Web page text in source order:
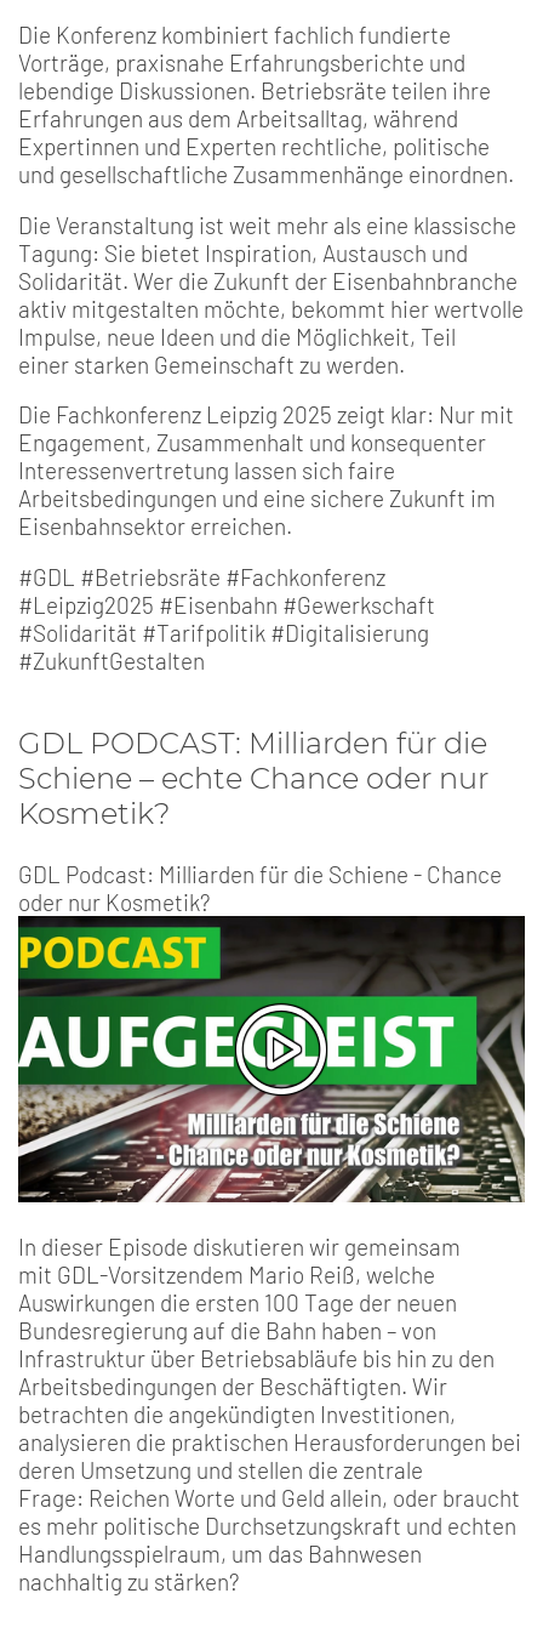
Die Konferenz kombiniert fachlich fundierte
Vorträge, praxisnahe Erfahrungsberichte und
lebendige Diskussionen. Betriebsräte teilen ihre
Erfahrungen aus dem Arbeitsalltag, während
Expertinnen und Experten rechtliche, politische
und gesellschaftliche Zusammenhänge einordnen.
Die Veranstaltung ist weit mehr als eine klassische
Tagung: Sie bietet Inspiration, Austausch und
Solidarität. Wer die Zukunft der Eisenbahnbranche
aktiv mitgestalten möchte, bekommt hier wertvolle
Impulse, neue Ideen und die Möglichkeit, Teil
einer starken Gemeinschaft zu werden.
Die Fachkonferenz Leipzig 2025 zeigt klar: Nur mit
Engagement, Zusammenhalt und konsequenter
Interessenvertretung lassen sich faire
Arbeitsbedingungen und eine sichere Zukunft im
Eisenbahnsektor erreichen.
#GDL #Betriebsräte #Fachkonferenz
#Leipzig2025 #Eisenbahn #Gewerkschaft
#Solidarität #Tarifpolitik #Digitalisierung
#ZukunftGestalten
GDL PODCAST: Milliarden für die
Schiene – echte Chance oder nur
Kosmetik?
GDL Podcast: Milliarden für die Schiene - Chance
oder nur Kosmetik?
In dieser Episode diskutieren wir gemeinsam
mit GDL-Vorsitzendem Mario Reiß, welche
Auswirkungen die ersten 100 Tage der neuen
Bundesregierung auf die Bahn haben – von
Infrastruktur über Betriebsabläufe bis hin zu den
Arbeitsbedingungen der Beschäftigten. Wir
betrachten die angekündigten Investitionen,
analysieren die praktischen Herausforderungen bei
deren Umsetzung und stellen die zentrale
Frage: Reichen Worte und Geld allein, oder braucht
es mehr politische Durchsetzungskraft und echten
Handlungsspielraum, um das Bahnwesen
nachhaltig zu stärken?